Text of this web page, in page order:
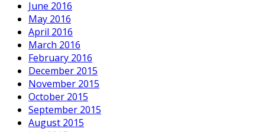
June 2016
May 2016
April 2016
March 2016
February 2016
December 2015
November 2015
October 2015
September 2015
August 2015